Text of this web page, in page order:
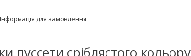
Інформація для замовлення
пуссети сріблястого кольору